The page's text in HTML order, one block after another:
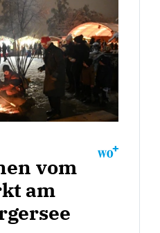
vom
am